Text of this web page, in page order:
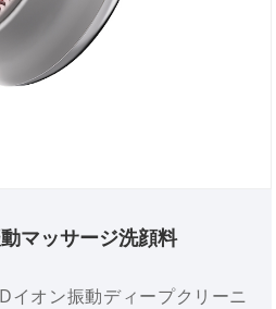
マッサージ洗顔料
イオン振動ディープクリーニ